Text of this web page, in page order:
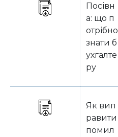
Посівн
а: що п
отрібно
знати б
ухгалте
ру
Як вип
равити
помил